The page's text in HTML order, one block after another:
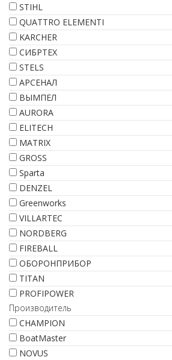
STIHL
QUATTRO ELEMENTI
KARCHER
СИБРТЕХ
STELS
АРСЕНАЛ
ВЫМПЕЛ
AURORA
ELITECH
MATRIX
GROSS
Sparta
DENZEL
Greenworks
VILLARTEC
NORDBERG
FIREBALL
ОБОРОНПРИБОР
TITAN
PROFIPOWER
Производитель
CHAMPION
BoatMaster
NOVUS